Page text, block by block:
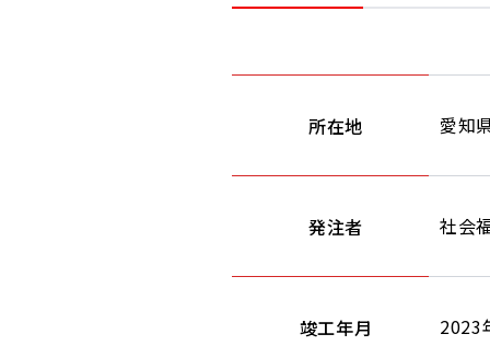
所在地 愛知
発注者 社会
竣工年月 2023